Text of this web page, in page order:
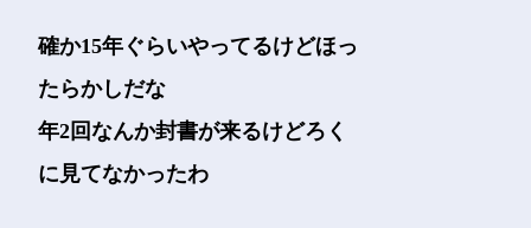
確か15年ぐらいやってるけどほっ
たらかしだな
年2回なんか封書が来るけどろく
に見てなかったわ